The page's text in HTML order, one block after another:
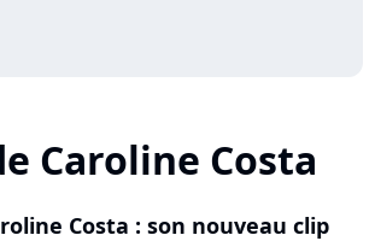
Caroline Costa
Costa : son nouveau clip